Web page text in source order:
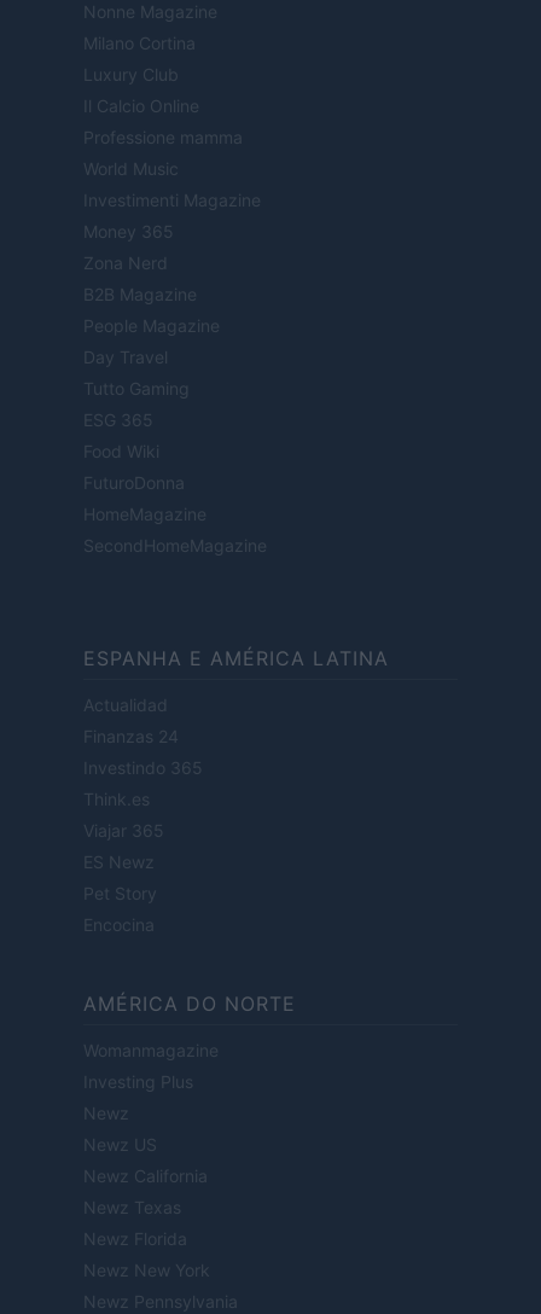
Nonne Magazine
Milano Cortina
Luxury Club
Il Calcio Online
Professione mamma
World Music
Investimenti Magazine
Money 365
Zona Nerd
B2B Magazine
People Magazine
Day Travel
Tutto Gaming
ESG 365
Food Wiki
FuturoDonna
HomeMagazine
SecondHomeMagazine
ESPANHA E AMÉRICA LATINA
Actualidad
Finanzas 24
Investindo 365
Think.es
Viajar 365
ES Newz
Pet Story
Encocina
AMÉRICA DO NORTE
Womanmagazine
Investing Plus
Newz
Newz US
Newz California
Newz Texas
Newz Florida
Newz New York
Newz Pennsylvania